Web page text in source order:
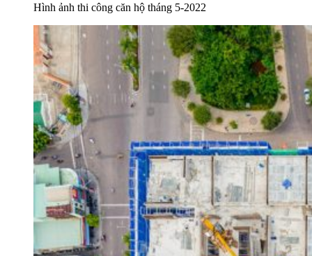
Hình ảnh thi công căn hộ tháng 5-2022